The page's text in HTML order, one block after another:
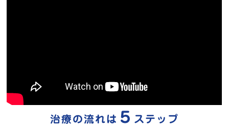
治療の流れは ５ ステップ